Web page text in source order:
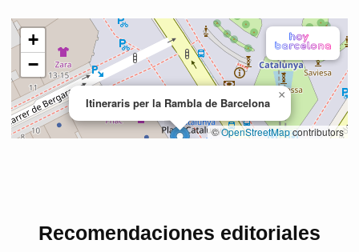
Recomendaciones editoriales